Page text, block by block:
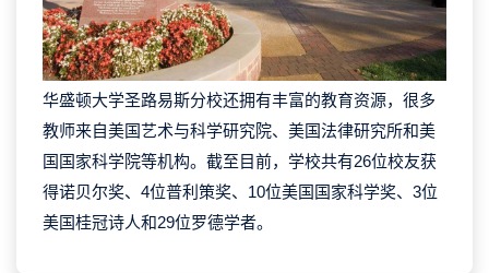
华盛顿大学圣路易斯分校还拥有丰富的教育资源，很多
教师来自美国艺术与科学研究院、美国法律研究所和美
国国家科学院等机构。截至目前，学校共有26位校友获
得诺贝尔奖、4位普利策奖、10位美国国家科学奖、3位
美国桂冠诗人和29位罗德学者。